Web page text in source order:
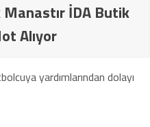
Manastır İDA Butik
Alıyor
yardımlarından dolayı